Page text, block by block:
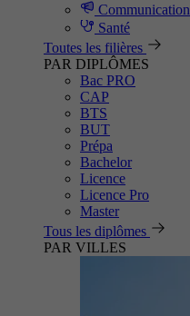
Communication
Santé
Toutes les filières
PAR DIPLÔMES
Bac PRO
CAP
BTS
BUT
Prépa
Bachelor
Licence
Licence Pro
Master
Tous les diplômes
PAR VILLES